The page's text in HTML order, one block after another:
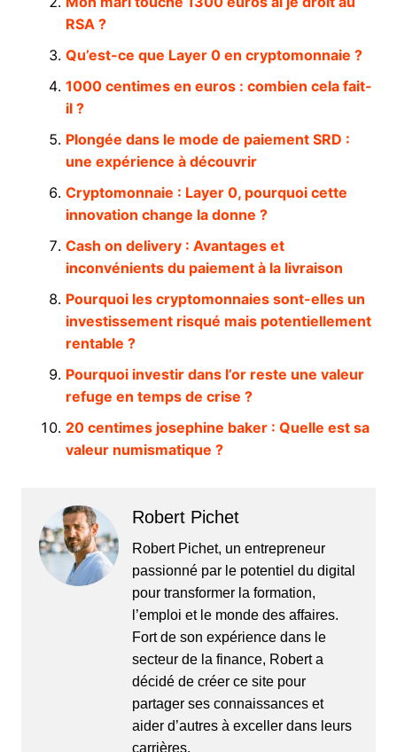
RSA ?
Qu’est-ce que Layer 0 en cryptomonnaie ?
1000 centimes en euros : combien cela fait-
il ?
Plongée dans le mode de paiement SRD :
une expérience à découvrir
Cryptomonnaie : Layer 0, pourquoi cette
innovation change la donne ?
Cash on delivery : Avantages et
inconvénients du paiement à la livraison
Pourquoi les cryptomonnaies sont-elles un
investissement risqué mais potentiellement
rentable ?
Pourquoi investir dans l’or reste une valeur
refuge en temps de crise ?
20 centimes josephine baker : Quelle est sa
valeur numismatique ?
Robert Pichet
Robert Pichet, un entrepreneur
passionné par le potentiel du digital
pour transformer la formation,
l’emploi et le monde des affaires.
Fort de son expérience dans le
secteur de la finance, Robert a
décidé de créer ce site pour
partager ses connaissances et
aider d’autres à exceller dans leurs
carrières.